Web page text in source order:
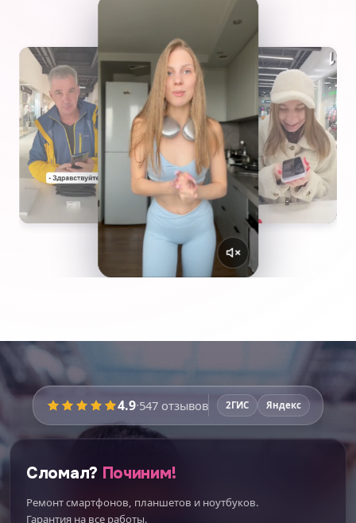
4.9·547 отзывов 2ГИС Яндекс
Сломал? Починим!
Ремонт смартфонов, планшетов и ноутбуков.
Гарантия на все работы.